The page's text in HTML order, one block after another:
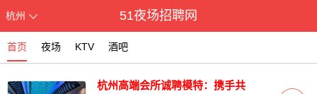
杭州 51夜场招聘网
首页 夜场 KTV 酒吧
杭州高端会所诚聘模特：携手共